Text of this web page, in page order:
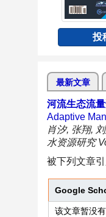
投
最新文章
河流生态流
Adaptive
肖汐, 张翔,
水资源研究
被下列文章引
Google
该文章暂没